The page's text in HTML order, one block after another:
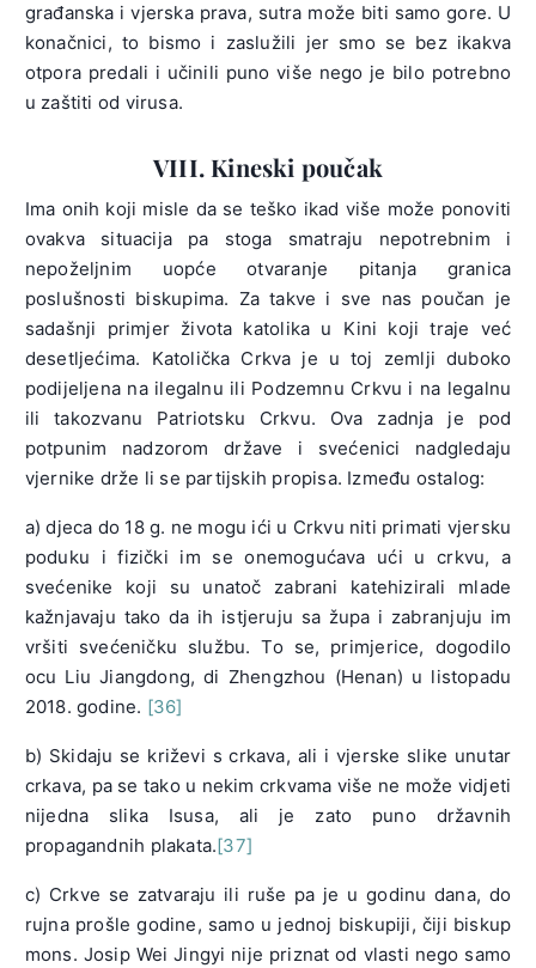
građanska i vjerska prava, sutra može biti samo gore. U
konačnici, to bismo i zaslužili jer smo se bez ikakva
otpora predali i učinili puno više nego je bilo potrebno
u zaštiti od virusa.
VIII. Kineski poučak
Ima onih koji misle da se teško ikad više može ponoviti
ovakva situacija pa stoga smatraju nepotrebnim i
nepoželjnim uopće otvaranje pitanja granica
poslušnosti biskupima. Za takve i sve nas poučan je
sadašnji primjer života katolika u Kini koji traje već
desetljećima. Katolička Crkva je u toj zemlji duboko
podijeljena na ilegalnu ili Podzemnu Crkvu i na legalnu
ili takozvanu Patriotsku Crkvu. Ova zadnja je pod
potpunim nadzorom države i svećenici nadgledaju
vjernike drže li se partijskih propisa. Između ostalog:
a) djeca do 18 g. ne mogu ići u Crkvu niti primati vjersku
poduku i fizički im se onemogućava ući u crkvu, a
svećenike koji su unatoč zabrani katehizirali mlade
kažnjavaju tako da ih istjeruju sa župa i zabranjuju im
vršiti svećeničku službu. To se, primjerice, dogodilo
ocu Liu Jiangdong, di Zhengzhou (Henan) u listopadu
2018. godine. [36]
b) Skidaju se križevi s crkava, ali i vjerske slike unutar
crkava, pa se tako u nekim crkvama više ne može vidjeti
nijedna slika Isusa, ali je zato puno državnih
propagandnih plakata.[37]
c) Crkve se zatvaraju ili ruše pa je u godinu dana, do
rujna prošle godine, samo u jednoj biskupiji, čiji biskup
mons. Josip Wei Jingyi nije priznat od vlasti nego samo